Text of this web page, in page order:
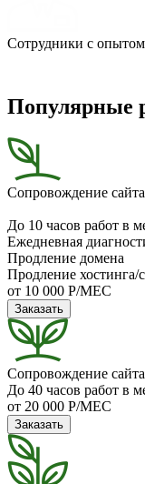
Сотрудники с
Популярные
Сопровождение сайта
До 10 часов работ в
Ежедневная
Продление домена
Продление хостинга/
от 10 000 Р/МЕС
Заказать
Сопровождение
До 40 часов работ в
от 20 000 Р/МЕС
Заказать